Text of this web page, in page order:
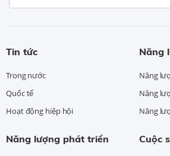
Tin tức
Trong nước
Quốc tế
Hoạt động hiệp hội
Năng
Năng
Năng
Năng
Năng lượng phát triển Cuộc